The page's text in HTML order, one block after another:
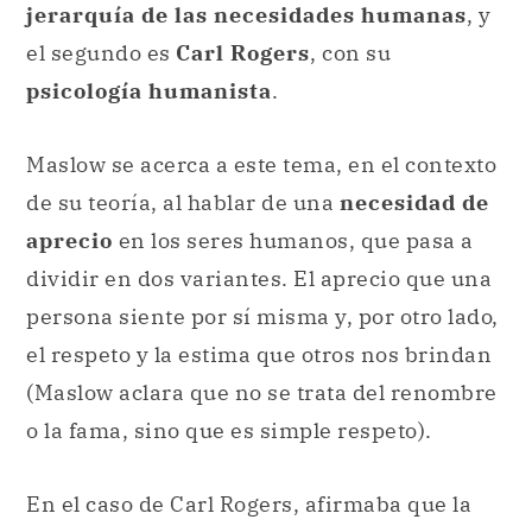
jerarquía de las necesidades humanas, y
el segundo es Carl Rogers, con su
psicología humanista.
Maslow se acerca a este tema, en el contexto
de su teoría, al hablar de una necesidad de
aprecio en los seres humanos, que pasa a
dividir en dos variantes. El aprecio que una
persona siente por sí misma y, por otro lado,
el respeto y la estima que otros nos brindan
(Maslow aclara que no se trata del renombre
o la fama, sino que es simple respeto).
En el caso de Carl Rogers, afirmaba que la